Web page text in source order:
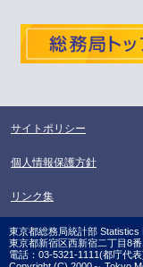
サイトポリシー
個人情報保護方針
リンク集
東京都総務局統計部 Statistics
東京都新宿区西新宿二丁目8
電話：03-5321-1111(都庁代表